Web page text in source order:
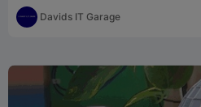
Davids IT Garage